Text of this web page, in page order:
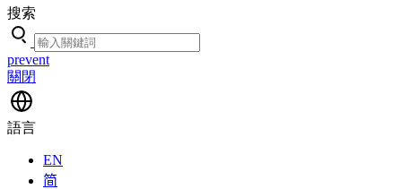
搜索
prevent
關閉
語言
EN
简